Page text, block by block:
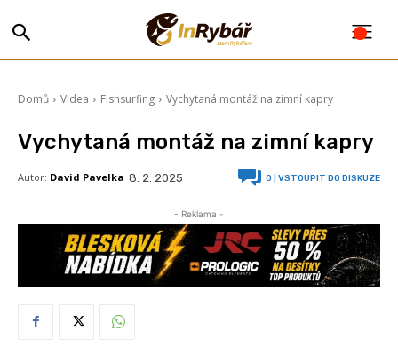
Domů Videa Fishsurfing Vychytaná montáž na zimní kapry
Vychytaná montáž na zimní kapry
Autor: David Pavelka 8. 2. 2025 0 | VSTOUPIT DO DISKUZE
- Reklama -